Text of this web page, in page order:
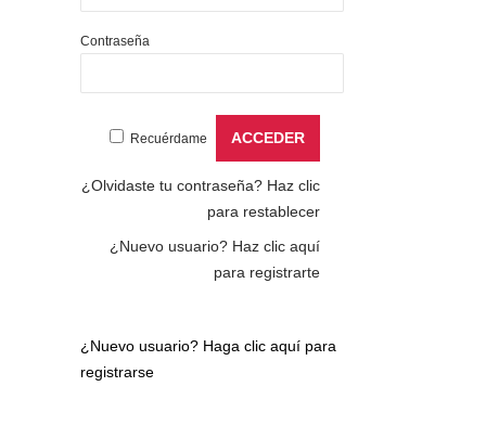
Contraseña
Recuérdame
¿Olvidaste tu contraseña? Haz clic
para restablecer
¿Nuevo usuario? Haz clic aquí
para registrarte
¿Nuevo usuario? Haga clic aquí para
registrarse